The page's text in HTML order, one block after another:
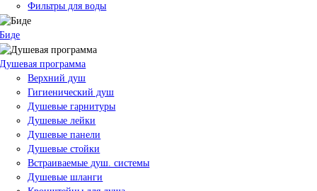
Фильтры для воды
Биде
Душевая программа
Верхний душ
Гигиенический душ
Душевые гарнитуры
Душевые лейки
Душевые панели
Душевые стойки
Встраиваемые душ. системы
Душевые шланги